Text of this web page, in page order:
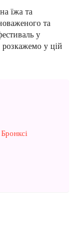
їжа та
та
у
розкажемо у цій